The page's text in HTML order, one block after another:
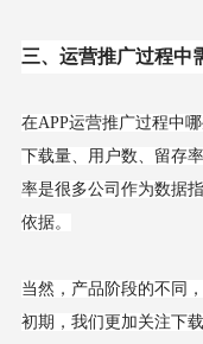
三、运营推广过程中
在APP运营推广过程中
下载量、用户数、留存
率是很多公司作为数据
依据。
当然，产品阶段的不同
初期，我们更加关注下